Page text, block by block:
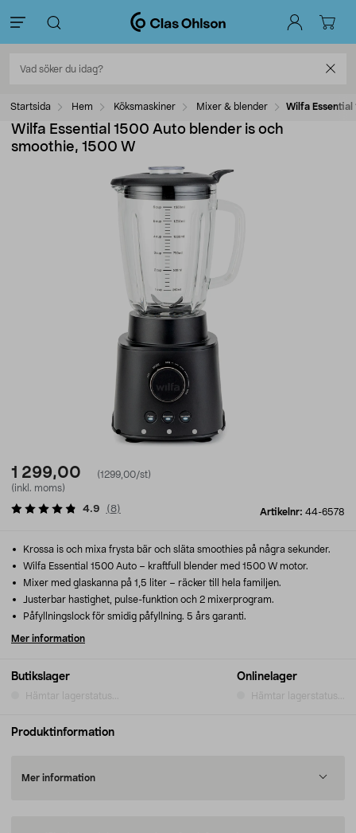
Startsida Hem Köksmaskiner Mixer & blender Wilfa
Wilfa Essential 1500 Auto blender is och
smoothie, 1500 W
1 299,00
(1299,00/st)
(inkl. moms)
Artikelnr: 44-6578
4.9 (8)
Butikslager
Hämtar lagerstatus...
Onlinelager
Hämtar lagerstatus...
Krossa is och mixa frysta bär och släta smoothies på några sekunder.
Wilfa Essential 1500 Auto – kraftfull blender med 1500 W motor.
Mixer med glaskanna på 1,5 liter – räcker till hela familjen.
Justerbar hastighet, pulse-funktion och 2 mixerprogram.
Påfyllningslock för smidig påfyllning. 5 års garanti.
Mer information
Produktinformation
Mer information